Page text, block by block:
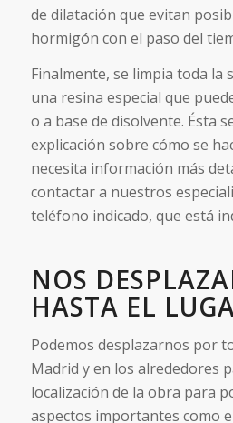
de dilatación que evitan
hormigón con el paso del
Finalmente, se limpia toda la
una resina especial que
o a base de disolvente. Ésta
explicación sobre cómo se
necesita información más
contactar a nuestros
teléfono indicado, que está
NOS
HASTA EL
Podemos desplazarnos por
Madrid y en los alrededores
localización de la obra para
aspectos importantes como